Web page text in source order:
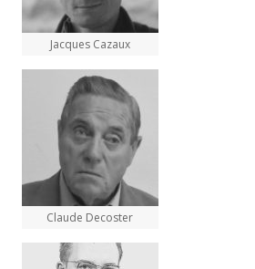
Jacques Cazaux
Claude Decoster